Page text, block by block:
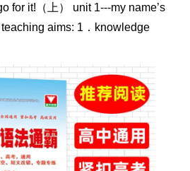
for it!（上） unit 1---my name’s
aims: 1．knowledge